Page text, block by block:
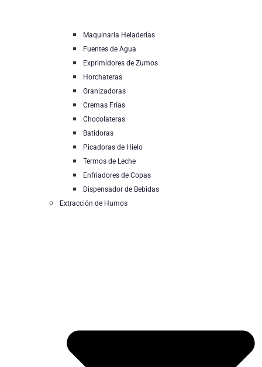
Maquinaria Heladerías
Fuentes de Agua
Exprimidores de Zumos
Horchateras
Granizadoras
Cremas Frías
Chocolateras
Batidoras
Picadoras de Hielo
Termos de Leche
Enfriadores de Copas
Dispensador de Bebidas
Extracción de Humos